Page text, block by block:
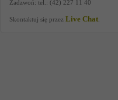
Zadzwoń: tel.: (42) 227 11 40
Skontaktuj się przez Live Chat